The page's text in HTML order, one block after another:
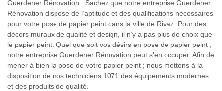
Guerdener Rénovation . Sachez que notre entreprise Guerdener
Rénovation dispose de l’aptitude et des qualifications nécessaires
pour votre pose de papier peint dans la ville de Rivaz. Pour des
décors muraux de qualité et design, il n’y a pas plus de choix que
le papier peint. Quel que soit vos désirs en pose de papier peint ;
notre entreprise Guerdener Rénovation peut s’en occuper. Afin de
mener à bien la pose de votre papier peint ; nous mettons à la
disposition de nos techniciens 1071 des équipements modernes
et des produits de qualité.